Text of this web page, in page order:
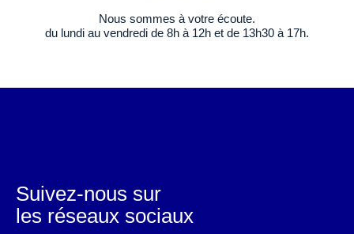
Nous sommes à votre écoute.
du lundi au vendredi de 8h à 12h et de 13h30 à 17h.
Suivez-nous sur
les réseaux sociaux